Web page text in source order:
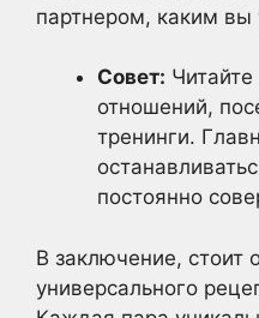
партнером, каким
Совет: Читайте
отношений,
тренинги.
постоянно
В заключение, стоит
универсального